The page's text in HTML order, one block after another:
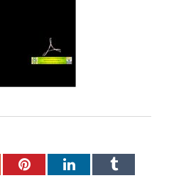
PinterestLinkedInTumblr